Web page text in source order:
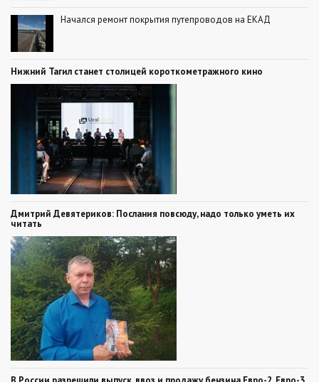
Начался ремонт покрытия путепроводов на ЕКАД
Нижний Тагил станет столицей короткометражного кино
Дмитрий Девятериков: Послания повсюду, надо только уметь их
читать